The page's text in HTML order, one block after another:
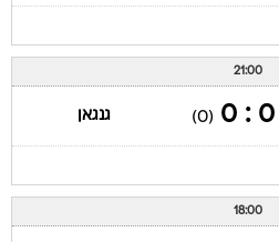
21:00
0 : 0
(0) גנגאן
18:00